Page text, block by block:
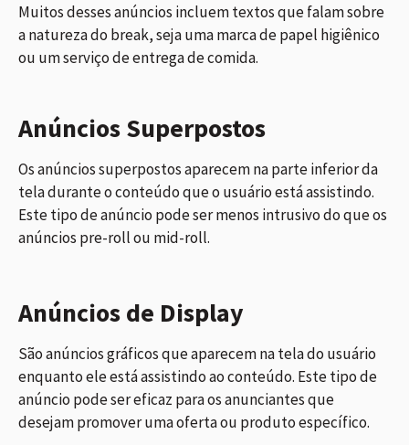
Muitos desses anúncios incluem textos que falam sobre
a natureza do break, seja uma marca de papel higiênico
ou um serviço de entrega de comida.
Anúncios Superpostos
Os anúncios superpostos aparecem na parte inferior da
tela durante o conteúdo que o usuário está assistindo.
Este tipo de anúncio pode ser menos intrusivo do que os
anúncios pre-roll ou mid-roll.
Anúncios de Display
São anúncios gráficos que aparecem na tela do usuário
enquanto ele está assistindo ao conteúdo. Este tipo de
anúncio pode ser eficaz para os anunciantes que
desejam promover uma oferta ou produto específico.